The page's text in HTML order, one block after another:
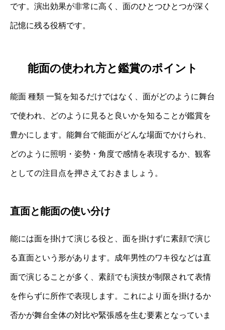
です。演出効果が非常に高く、面のひとつひとつが深く
記憶に残る役柄です。
能面の使われ方と鑑賞のポイント
能面 種類 一覧を知るだけではなく、面がどのように舞台
で使われ、どのように見ると良いかを知ることが鑑賞を
豊かにします。能舞台で能面がどんな場面でかけられ、
どのように照明・姿勢・角度で感情を表現するか、観客
としての注目点を押さえておきましょう。
直面と能面の使い分け
能には面を掛けて演じる役と、面を掛けずに素顔で演じ
る直面という形があります。成年男性のワキ役などは直
面で演じることが多く、素顔でも演技が制限されて表情
を作らずに所作で表現します。これにより面を掛けるか
否かが舞台全体の対比や緊張感を生む要素となっていま